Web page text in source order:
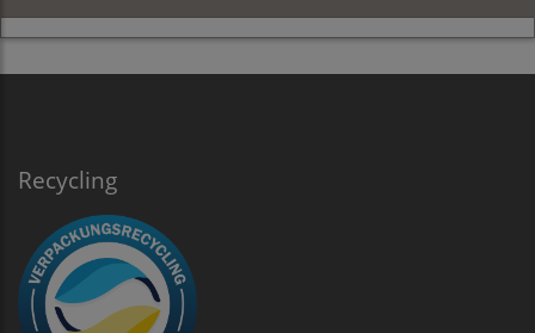
Recycling